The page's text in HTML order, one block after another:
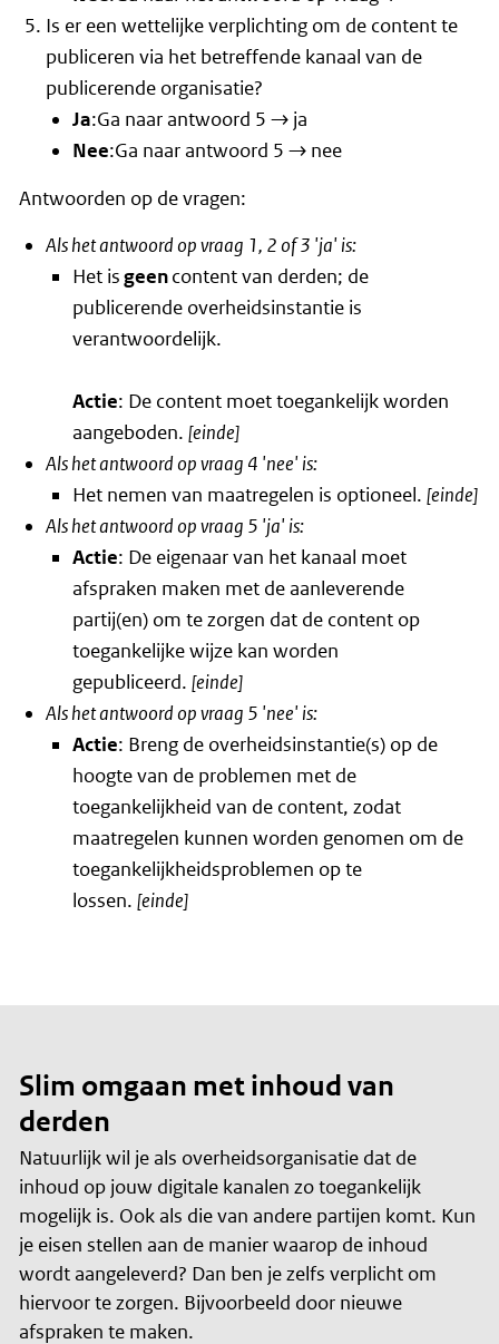
Is er een wettelijke verplichting om de content te
publiceren via het betreffende kanaal van de
publicerende organisatie?
Ja:Ga naar antwoord 5 → ja
Nee:Ga naar antwoord 5 → nee
Antwoorden op de vragen:
Als het antwoord op vraag 1, 2 of 3 'ja' is:
Het isgeencontent van derden; de
publicerende overheidsinstantie is
verantwoordelijk.
Actie: De content moet toegankelijk worden
aangeboden. [einde]
Als het antwoord op vraag 4 'nee' is:
Het nemen van maatregelen is optioneel. [einde]
Als het antwoord op vraag 5 'ja' is:
Actie: De eigenaar van het kanaal moet
afspraken maken met de aanleverende
partij(en) om te zorgen dat de content op
toegankelijke wijze kan worden
gepubliceerd. [einde]
Als het antwoord op vraag 5 'nee' is:
Actie: Breng de overheidsinstantie(s) op de
hoogte van de problemen met de
toegankelijkheid van de content, zodat
maatregelen kunnen worden genomen om de
toegankelijkheidsproblemen op te
lossen. [einde]
Slim omgaan met inhoud van
derden
Natuurlijk wil je als overheidsorganisatie dat de
inhoud op jouw digitale kanalen zo toegankelijk
mogelijk is. Ook als die van andere partijen komt. Kun
je eisen stellen aan de manier waarop de inhoud
wordt aangeleverd? Dan ben je zelfs verplicht om
hiervoor te zorgen. Bijvoorbeeld door nieuwe
afspraken te maken.